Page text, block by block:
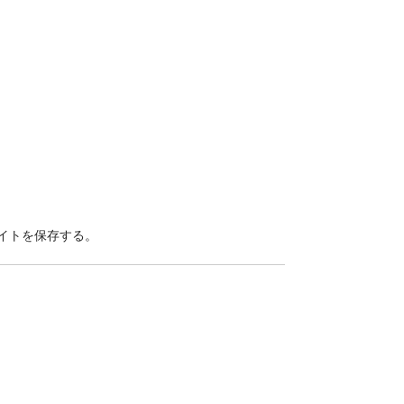
を保存する。